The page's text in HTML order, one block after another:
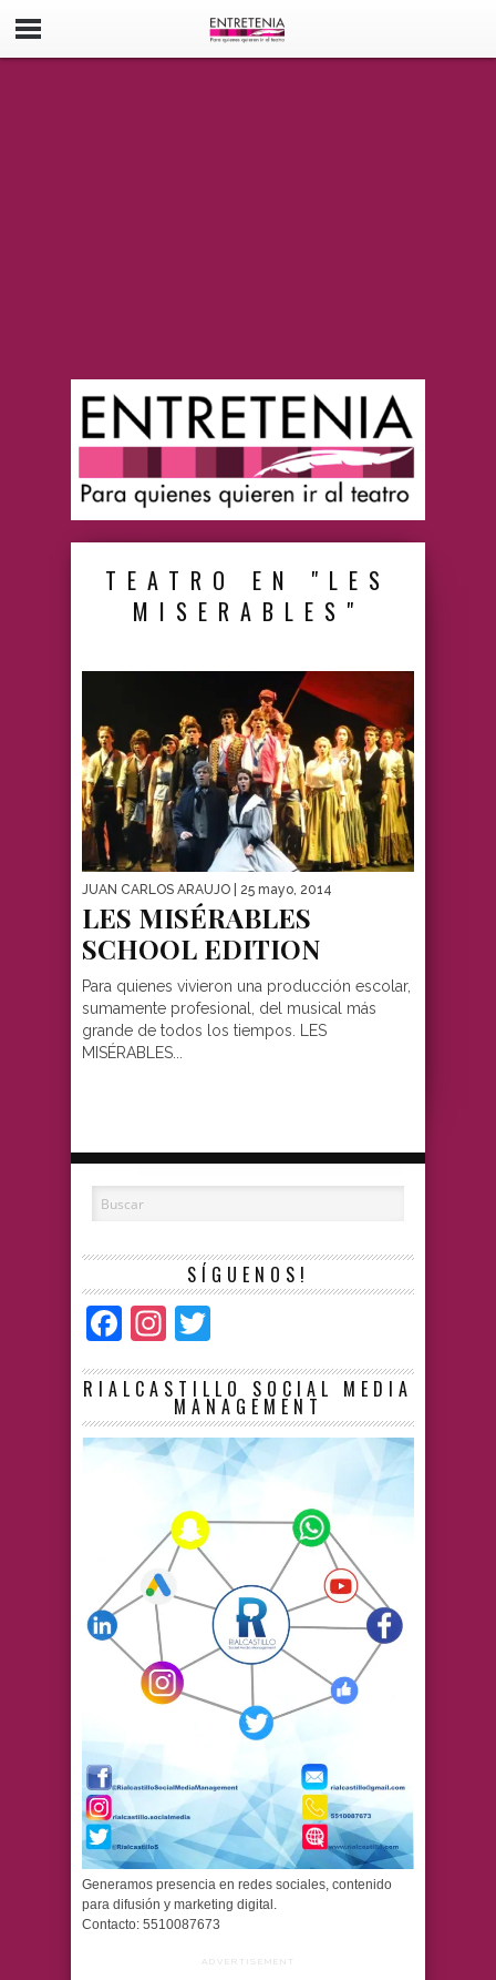
TEATRO EN "LES
MISERABLES"
JUAN CARLOS ARAUJO | 25 mayo, 2014
LES MISÉRABLES
SCHOOL EDITION
Para quienes vivieron una producción escolar,
sumamente profesional, del musical más
grande de todos los tiempos. LES
MISÉRABLES...
SÍGUENOS!
Facebook
Instagram
RIALCASTILLO SOCIAL MEDIA
MANAGEMENT
Generamos presencia en redes sociales, contenido
para difusión y marketing digital.
Contacto: 5510087673
ADVERTISEMENT